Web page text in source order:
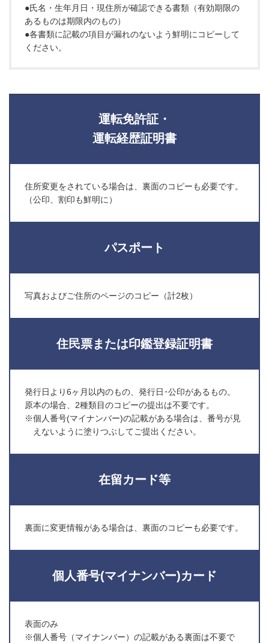
●氏名・生年月日・現住所が確認できる書類（有効期限の
あるものは期限内のもの）
●各書類に記載の項目が漏れのないよう鮮明にコピーして
ください。
運転免許証・
運転経歴証明書
住所変更をされている場合は、裏面のコピーも必要です。
（公印、割印も鮮明に）
パスポート
写真およびご住所のページのコピー（計2枚）
住民票または印鑑登録証明書
発行日より6ヶ月以内のもの、発行日･公印があるもの。
原本の場合、2種類目のコピーの提出は不要です。
※個人番号(マイナンバー)の記載がある場合は、番号が見
えないように塗りつぶしてご提出ください。
在留カード等
裏面に変更情報がある場合は、裏面のコピーも必要です。
個人番号(マイナンバー)カード
表面のみ
※個人番号（マイナンバー）の記載がある裏面は不要で